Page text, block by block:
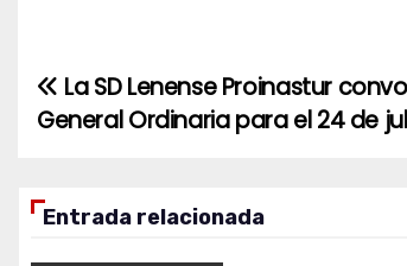
Navegación
de
entradas
La SD Lenense Proinastur
General Ordinaria para el 24 de
Entrada relacionada